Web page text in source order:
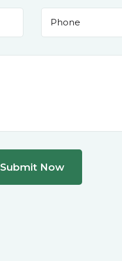
Submit Now